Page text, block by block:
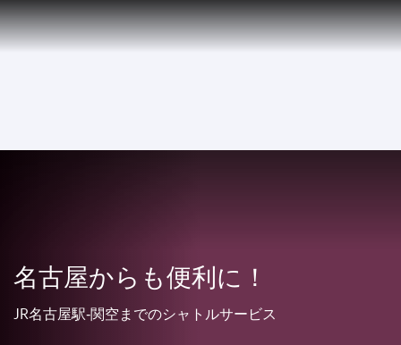
Qatar Airways Expands Global Network to over 160 Destinations JA
名古屋からも便利に！
JR名古屋駅‐関空までのシャトルサービス